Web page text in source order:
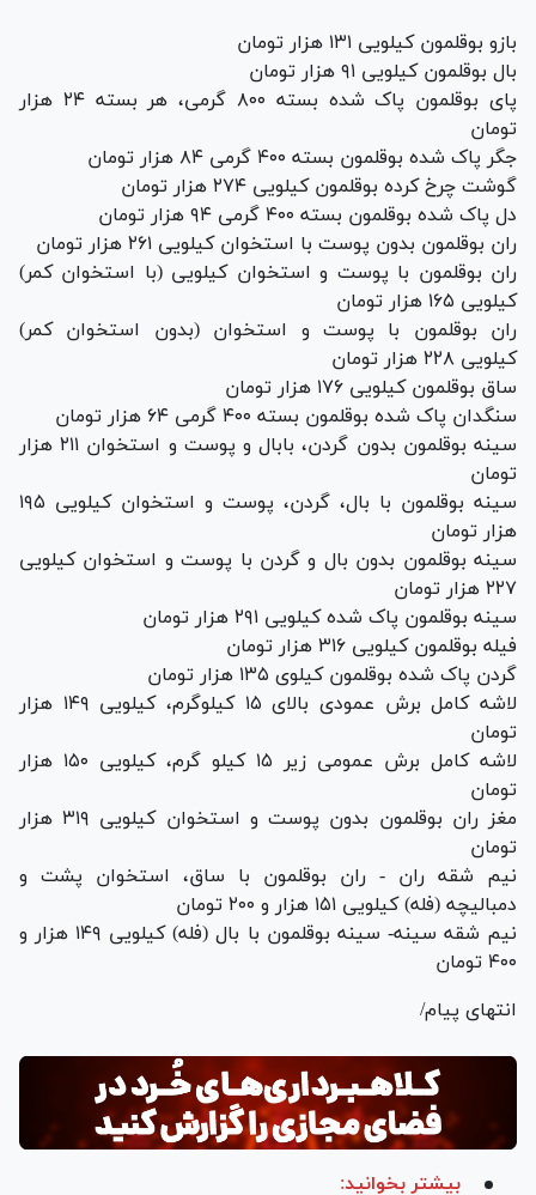
بازو بوقلمون کیلویی ۱۳۱ هزار تومان
بال بوقلمون کیلویی ۹۱ هزار تومان
پای بوقلمون پاک شده بسته ۸۰۰ گرمی، هر بسته ۲۴ هزار
تومان
جگر پاک شده بوقلمون بسته ۴۰۰ گرمی ۸۴ هزار تومان
گوشت چرخ کرده بوقلمون کیلویی ۲۷۴ هزار تومان
دل پاک شده بوقلمون بسته ۴۰۰ گرمی ۹۴ هزار تومان
ران بوقلمون بدون پوست با استخوان کیلویی ۲۶۱ هزار تومان
ران بوقلمون با پوست و استخوان کیلویی (با استخوان کمر)
کیلویی ۱۶۵ هزار تومان
ران بوقلمون با پوست و استخوان (بدون استخوان کمر)
کیلویی ۲۲۸ هزار تومان
ساق بوقلمون کیلویی ۱۷۶ هزار تومان
سنگدان پاک شده بوقلمون بسته ۴۰۰ گرمی ۶۴ هزار تومان
سینه بوقلمون بدون گردن، بابال و پوست و استخوان ۲۱۱ هزار
تومان
سینه بوقلمون با بال، گردن، پوست و استخوان کیلویی ۱۹۵
هزار تومان
سینه بوقلمون بدون بال و گردن با پوست و استخوان کیلویی
۲۲۷ هزار تومان
سینه بوقلمون پاک شده کیلویی ۲۹۱ هزار تومان
فیله بوقلمون کیلویی ۳۱۶ هزار تومان
گردن پاک شده بوقلمون کیلوی ۱۳۵ هزار تومان
لاشه کامل برش عمودی بالای ۱۵ کیلوگرم، کیلویی ۱۴۹ هزار
تومان
لاشه کامل برش عمومی زیر ۱۵ کیلو گرم، کیلویی ۱۵۰ هزار
تومان
مغز ران بوقلمون بدون پوست و استخوان کیلویی ۳۱۹ هزار
تومان
نیم شقه ران - ران بوقلمون با ساق، استخوان پشت و
دمبالیچه (فله) کیلویی ۱۵۱ هزار و ۲۰۰ تومان
نیم شقه سینه- سینه بوقلمون با بال (فله) کیلویی ۱۴۹ هزار و
۴۰۰ تومان
انتهای پیام/
بیشتر بخوانید: